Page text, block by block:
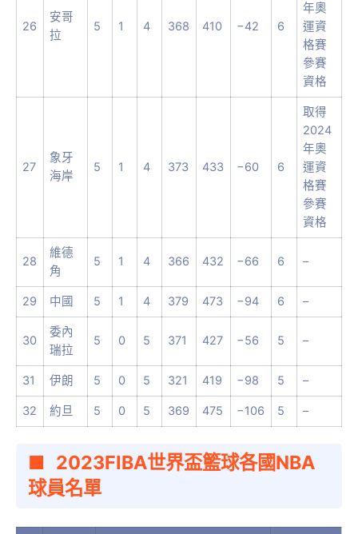
26
安哥
拉
5 1 4 368 410 −42 6
年奧
運資
格賽
參賽
資格
27
象牙
海岸
5 1 4 373 433 −60 6
取得
2024
年奧
運資
格賽
參賽
資格
28
維德
角
5 1 4 366 432 −66 6 –
29 中國 5 1 4 379 473 −94 6 –
30
委內
瑞拉
5 0 5 371 427 −56 5 –
31 伊朗 5 0 5 321 419 −98 5 –
32 約旦 5 0 5 369 475 −106 5 –
2023FIBA世界盃籃球各國NBA
球員名單